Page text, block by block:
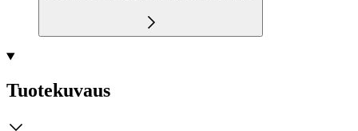
Tuotekuvaus